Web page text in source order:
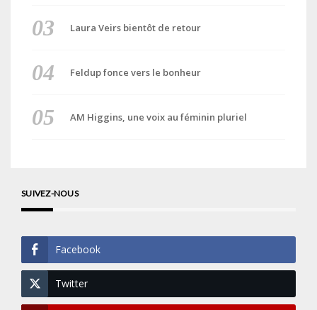
Laura Veirs bientôt de retour
Feldup fonce vers le bonheur
AM Higgins, une voix au féminin pluriel
SUIVEZ-NOUS
Facebook
Twitter